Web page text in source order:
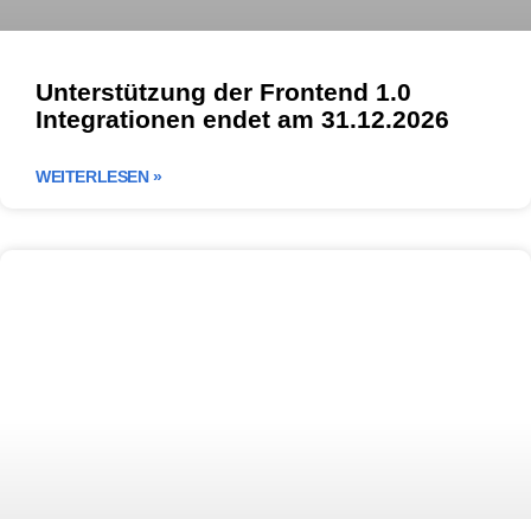
Unterstützung der Frontend 1.0
Integrationen endet am 31.12.2026
WEITERLESEN »